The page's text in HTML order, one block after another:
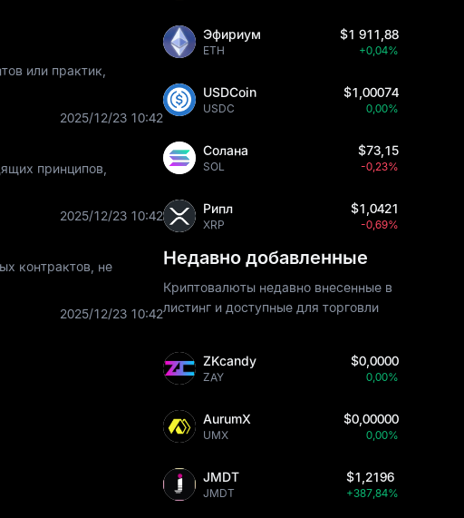
или практик,
2025/12/23 10:42
принципов,
2025/12/23 10:42
контрактов, не
2025/12/23 10:42
Эфириум
ETH
$1 911,88
+0,04%
USDCoin
USDC
$1,00074
0,00%
Солана
SOL
$73,15
-0,23%
Рипл
XRP
$1,0421
-0,69%
Недавно добавленные
Криптовалюты недавно внесенные в
листинг и доступные для торговли
ZKcandy
ZAY
$0,0000
0,00%
AurumX
UMX
$0,00000
0,00%
JMDT
JMDT
$1,2196
+387,84%